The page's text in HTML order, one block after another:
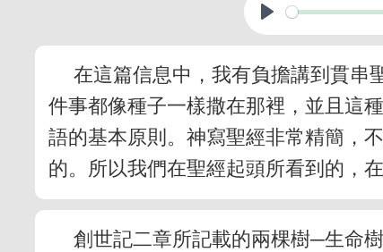
在這篇信息中，我有負擔講到貫串
件事都像種子一樣撒在那裡，並且這
語的基本原則。神寫聖經非常精簡，
的。所以我們在聖經起頭所看到的，
創世記二章所記載的兩棵樹─生命